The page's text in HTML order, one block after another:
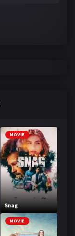
MOVIE
Snag
MOVIE